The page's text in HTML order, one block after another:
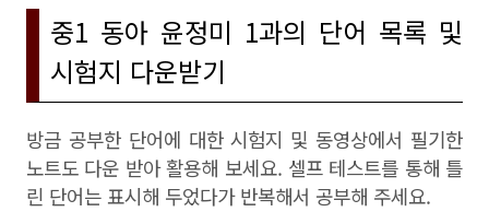
중1 동아 윤정미 1과의 단어 목록 및
시험지 다운받기
방금 공부한 단어에 대한 시험지 및 동영상에서 필기한
노트도 다운 받아 활용해 보세요. 셀프 테스트를 통해 틀
린 단어는 표시해 두었다가 반복해서 공부해 주세요.